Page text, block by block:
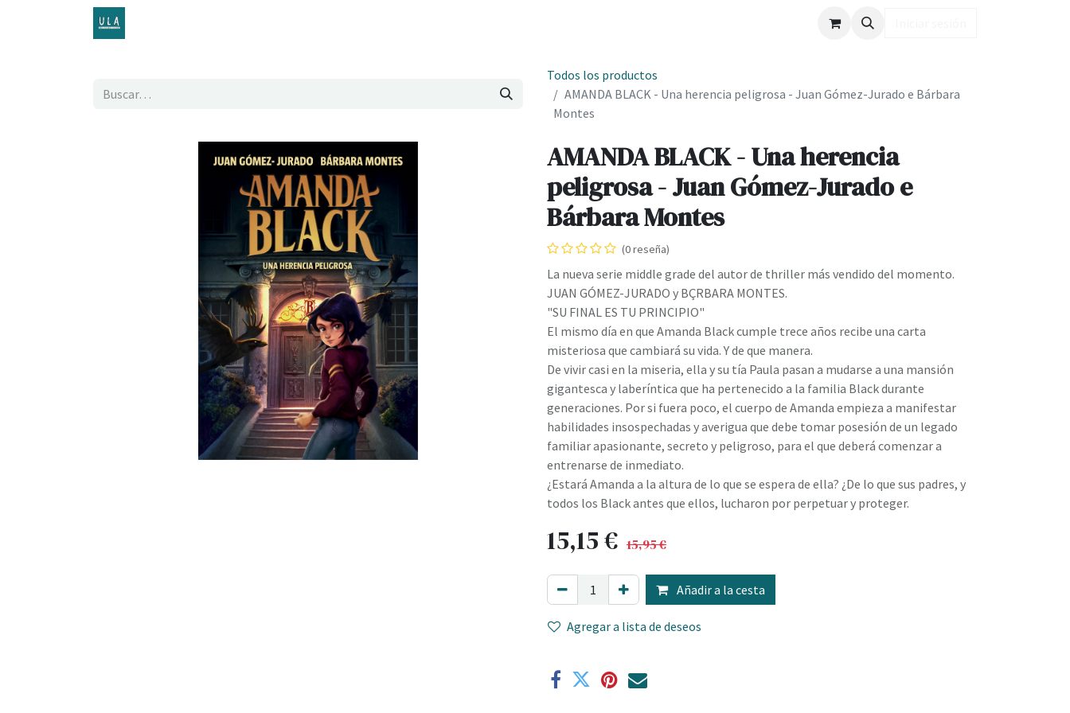
Todos los productos
AMANDA BLACK - Una herencia peligrosa - Juan Gómez-Jurado e Bárbara
Montes
AMANDA BLACK - Una herencia
peligrosa - Juan Gómez-Jurado e
Bárbara Montes
(0 reseña)
La nueva serie middle grade del autor de thriller más vendido del momento.
JUAN GÓMEZ-JURADO y BÇRBARA MONTES.
"SU FINAL ES TU PRINCIPIO"
El mismo día en que Amanda Black cumple trece años recibe una carta
misteriosa que cambiará su vida. Y de que manera.
De vivir casi en la miseria, ella y su tía Paula pasan a mudarse a una mansión
gigantesca y laberíntica que ha pertenecido a la familia Black durante
generaciones. Por si fuera poco, el cuerpo de Amanda empieza a manifestar
habilidades insospechadas y averigua que debe tomar posesión de un legado
familiar apasionante, secreto y peligroso, para el que deberá comenzar a
entrenarse de inmediato.
¿Estará Amanda a la altura de lo que se espera de ella? ¿De lo que sus padres, y
todos los Black antes que ellos, lucharon por perpetuar y proteger.
15,15€ 15,95€
Añadir a la cesta
Agregar a lista de deseos